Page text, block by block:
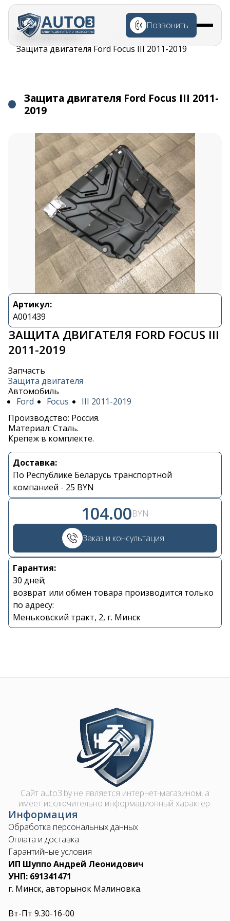
Перейти к
основному
содержанию
Позвонить
Строка
навигации
ГлавнаяКаталог
Защита двигателя Ford Focus III 2011-2019
Защита двигателя Ford Focus III 2011-
2019
Артикул:
A001439
ЗАЩИТА ДВИГАТЕЛЯ FORD FOCUS III
2011-2019
Запчасть
Защита двигателя
Автомобиль
Ford
Focus
III 2011-2019
Производство: Россия.
Материал: Сталь.
Крепеж в комплекте.
Доставка:
По Республике Беларусь транспортной
компанией - 25 BYN
104.00BYN
Заказ и консультация
Гарантия:
30 дней;
возврат или обмен товара производится только
по адресу:
Меньковский тракт, 2, г. Минск
Контакты
+375 29 870 15 80
Viber
shupik21@bk.ru
Image
Сайт auto3.by не является интернет-магазином, а
имеет исключительно информационный характер.
Информация
Обработка персональных данных
Оплата и доставка
Гарантийные условия
ИП Шуппо Андрей Леонидович
УНП: 691341471
г. Минск, авторынок Малиновка.
Вт-Пт 9.30-16-00